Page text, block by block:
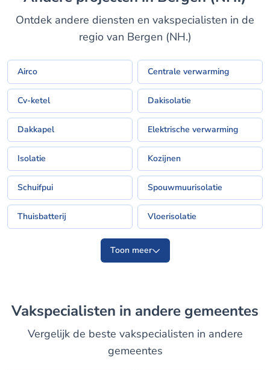
Ontdek andere diensten en vakspecialisten in de
regio van Bergen (NH.)
Airco Centrale verwarming
Cv-ketel Dakisolatie
Dakkapel Elektrische verwarming
Isolatie Kozijnen
Schuifpui Spouwmuurisolatie
Thuisbatterij Vloerisolatie
Toon meer
Vakspecialisten in andere gemeentes
Vergelijk de beste vakspecialisten in andere
gemeentes